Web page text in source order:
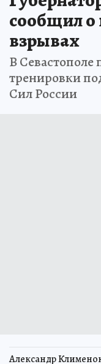
сообщил о
взрывах
В Севастополе
тренировки
Сил России
Александр